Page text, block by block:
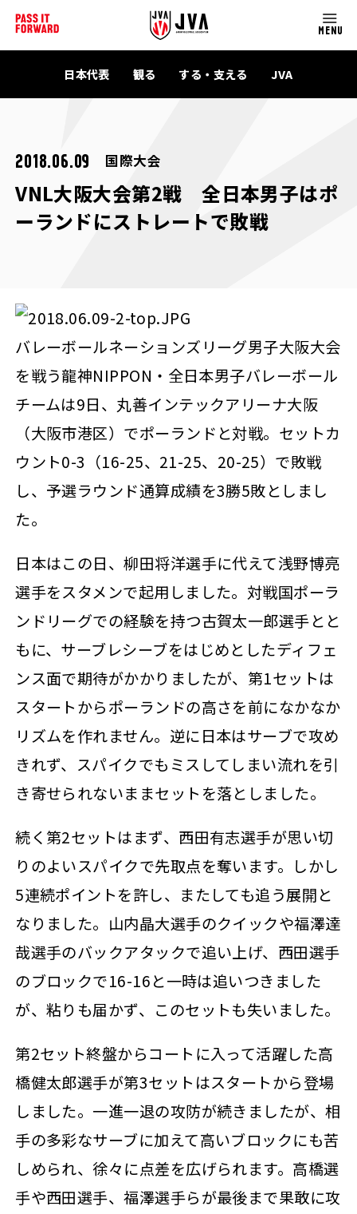
MENU
日本代表 観る する・支える JVA
2018.06.09 国際大会
VNL大阪大会第2戦 全日本男子はポ
ーランドにストレートで敗戦
バレーボールネーションズリーグ男子大阪大会
を戦う龍神NIPPON・全日本男子バレーボール
チームは9日、丸善インテックアリーナ大阪
（大阪市港区）でポーランドと対戦。セットカ
ウント0-3（16-25、21-25、20-25）で敗戦
し、予選ラウンド通算成績を3勝5敗としまし
た。
日本はこの日、柳田将洋選手に代えて浅野博亮
選手をスタメンで起用しました。対戦国ポーラ
ンドリーグでの経験を持つ古賀太一郎選手とと
もに、サーブレシーブをはじめとしたディフェ
ンス面で期待がかかりましたが、第1セットは
スタートからポーランドの高さを前になかなか
リズムを作れません。逆に日本はサーブで攻め
きれず、スパイクでもミスしてしまい流れを引
き寄せられないままセットを落としました。
続く第2セットはまず、西田有志選手が思い切
りのよいスパイクで先取点を奪います。しかし
5連続ポイントを許し、またしても追う展開と
なりました。山内晶大選手のクイックや福澤達
哉選手のバックアタックで追い上げ、西田選手
のブロックで16-16と一時は追いつきました
が、粘りも届かず、このセットも失いました。
第2セット終盤からコートに入って活躍した高
橋健太郎選手が第3セットはスタートから登場
しました。一進一退の攻防が続きましたが、相
手の多彩なサーブに加えて高いブロックにも苦
しめられ、徐々に点差を広げられます。高橋選
手や西田選手、福澤選手らが最後まで果敢に攻